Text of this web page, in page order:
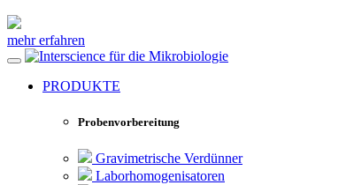
mehr erfahren
für die Mikrobiologie
PRODUKTE
Probenvorbereitung
Gravimetrische Verdünner
Laborhomogenisatoren